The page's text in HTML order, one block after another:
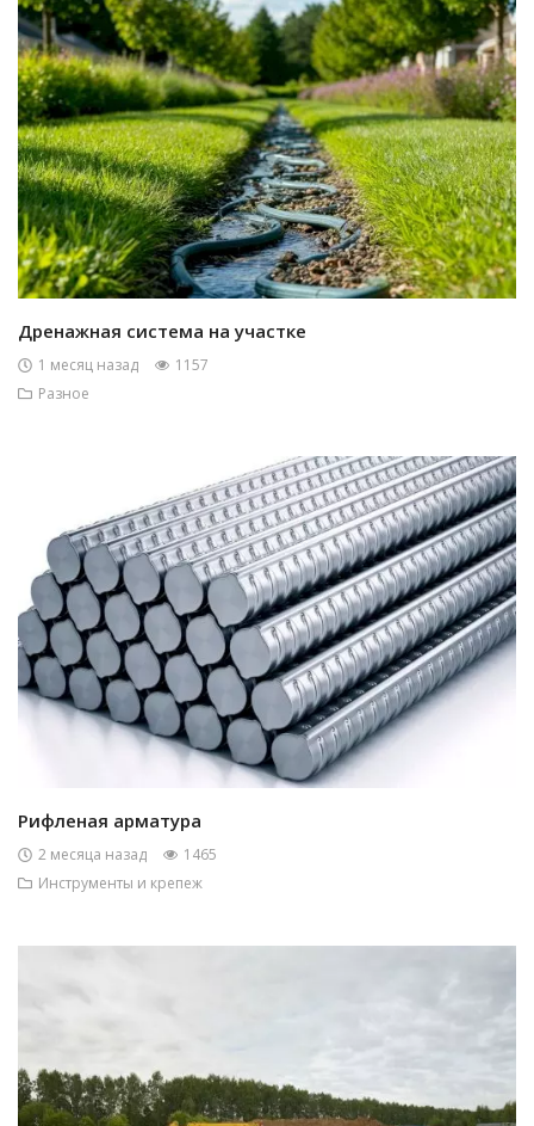
Дренажная система на участке
1 месяц назад
1157
Разное
Рифленая арматура
2 месяца назад
1465
Инструменты и крепеж